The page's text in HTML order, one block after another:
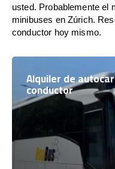
usted. Probablemente el
minibuses en Zúrich.
conductor hoy mismo.
Alquiler de
conductor